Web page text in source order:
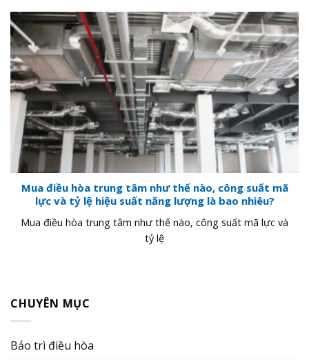
Mua điều hòa trung tâm như thế nào, công suất mã
lực và tỷ lệ hiệu suất năng lượng là bao nhiêu?
Mua điều hòa trung tâm như thế nào, công suất mã lực và
tỷ lệ
CHUYÊN MỤC
Bảo trì điều hòa